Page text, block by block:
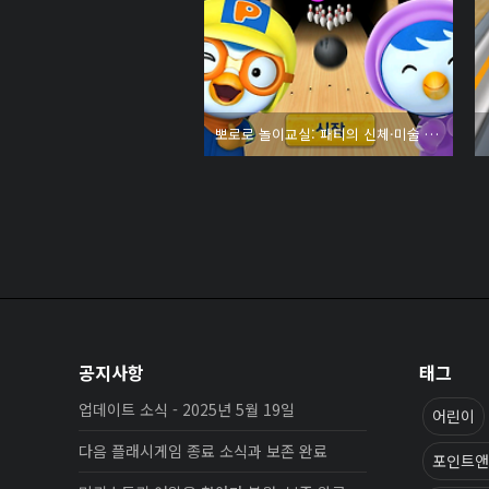
뽀로로 놀이교실: 패티의 신체·미술 놀이 - 볼링게임
공지사항
업데이트 소식 - 2025년 5월 19일
다음 플래시게임 종료 소식과 보존 완료
태그
어린이
포인트